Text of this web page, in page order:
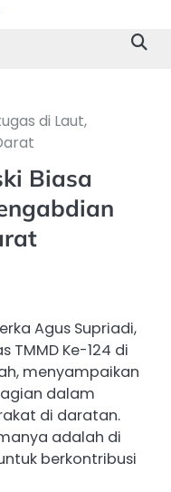
di Laut,
Biasa
Agus Supriadi,
Ke-124 di
menyampaikan
dalam
di daratan.
adalah di
berkontribusi